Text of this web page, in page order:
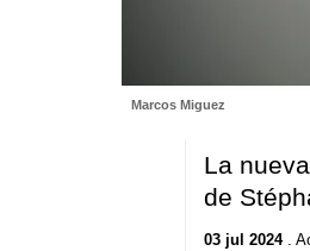
Marcos Miguez
La
de
03 jul 2024.